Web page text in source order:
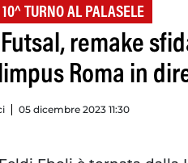
10^ TURNO AL PALASELE
remake
Roma in
05 dicembre 2023 11:30